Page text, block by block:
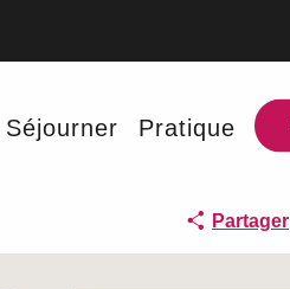
Séjourner Pratique
Partager